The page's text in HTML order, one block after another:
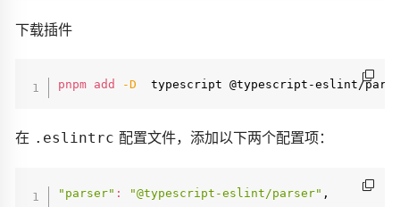
下载插件
pnpm add -D
在 .eslintrc 配置文件，添加以下两个配置项：
"parser" : "@typescript-eslint/parser"